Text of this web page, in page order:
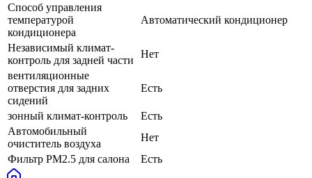
Способ управления
температурой
кондиционера
Автоматический кондиционер
Независимый климат-
контроль для задней части
Нет
вентиляционные
отверстия для задних
сидений
Есть
зонный климат-контроль
Есть
Автомобильный
очиститель воздуха
Нет
Фильтр PM2.5 для салона
Есть